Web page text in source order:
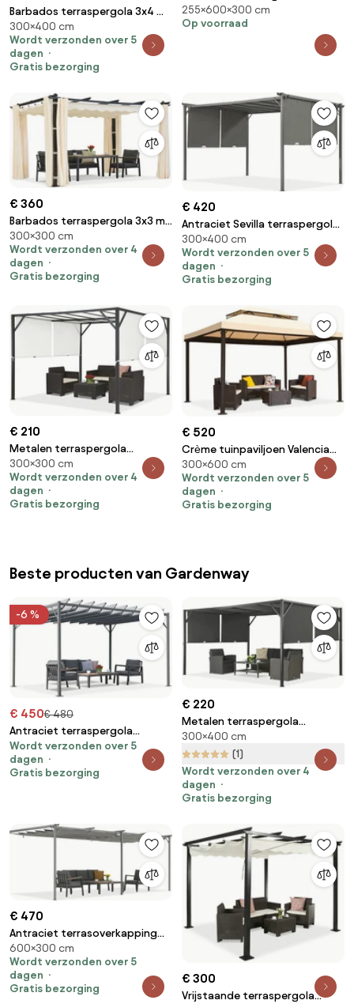
Barbados terraspergola 3x4 m
met Garden Point gordijnen wit
en beige
300×400 cm
Wordt verzonden over 5
dagen
Gratis bezorging
Pergola 600x300x255cm | Kees
Smit Tuinmeubelen
255×600×300 cm
Op voorraad
€ 360
Barbados terraspergola 3x3 m
met Garden Point gordijnen
antraciet beige
300×300 cm
Wordt verzonden over 4
dagen
Gratis bezorging
€ 420
Antraciet Sevilla terraspergola
3x4m met muggennet en
gordijnen Tuinpunt
300×400 cm
Wordt verzonden over 5
dagen
Gratis bezorging
€ 210
Metalen terraspergola
Santorini 3 x 3 m antraciet-wit
Garden Point
300×300 cm
Wordt verzonden over 4
dagen
Gratis bezorging
€ 520
Crème tuinpaviljoen Valencia
3x6 m Garden Point
300×600 cm
Wordt verzonden over 5
dagen
Gratis bezorging
Beste producten van Gardenway
-6 %
€ 450€ 480
Antraciet terraspergola
Malaga 3x4m Garden Point
Wordt verzonden over 5
dagen
Gratis bezorging
€ 220
Metalen terraspergola
Santorini 3 x 4m antraciet
Garden Point
300×400 cm
(1)
Wordt verzonden over 4
dagen
Gratis bezorging
€ 470
Antraciet terrasoverkapping
Santana 3x6m Garden Point
600×300 cm
Wordt verzonden over 5
dagen
Gratis bezorging
€ 300
Vrijstaande terraspergola